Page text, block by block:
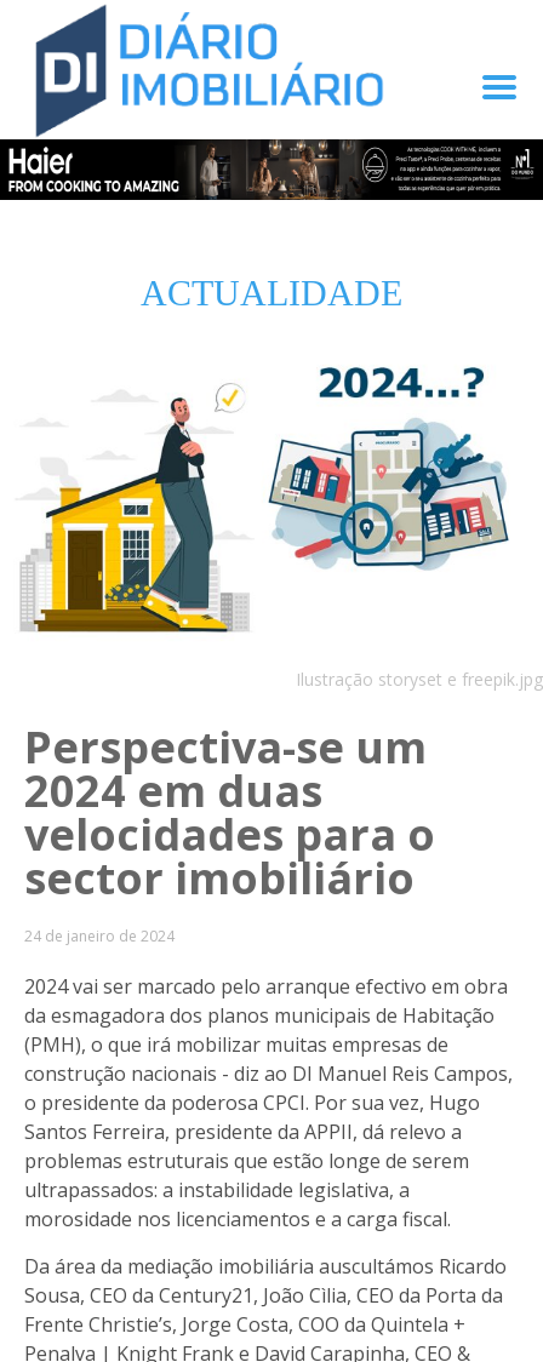
ACTUALIDADE
Ilustração storyset e freepik.jpg
Perspectiva-se um
2024 em duas
velocidades para o
sector imobiliário
24 de janeiro de 2024
2024 vai ser marcado pelo arranque efectivo em obra
da esmagadora dos planos municipais de Habitação
(PMH), o que irá mobilizar muitas empresas de
construção nacionais - diz ao DI Manuel Reis Campos,
o presidente da poderosa CPCI. Por sua vez, Hugo
Santos Ferreira, presidente da APPII, dá relevo a
problemas estruturais que estão longe de serem
ultrapassados: a instabilidade legislativa, a
morosidade nos licenciamentos e a carga fiscal.
Da área da mediação imobiliária auscultámos Ricardo
Sousa, CEO da Century21, João Cìlia, CEO da Porta da
Frente Christie’s, Jorge Costa, COO da Quintela +
Penalva | Knight Frank e David Carapinha, CEO &